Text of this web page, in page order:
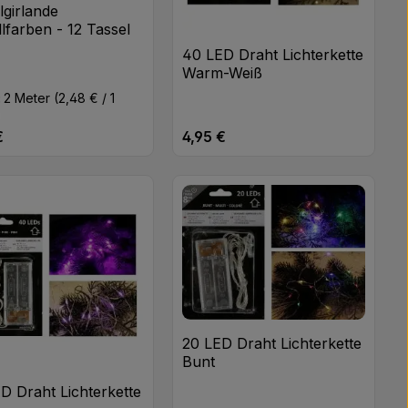
oder benutze die Schaltflächen um
gewünschten Wert ein oder
- 12 Tassel
2 Meter (2,48 € / 1
Preis:
Anzahl: Gib den gewünschten
40 LED Draht Lichterkette
Warm-Weiß
Regulärer Preis:
4,95 €
Produkt Anzahl: Gib
Stk
Draht Lichterkette
20 LED Draht Lichterkette
Bunt